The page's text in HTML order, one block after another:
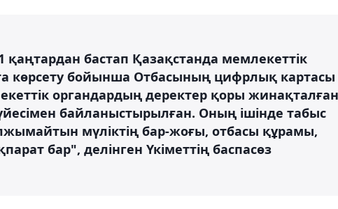
қаңтардан бастап Қазақстанда мемлекеттік
көрсету бойынша Отбасының цифрлық картасы
органдардың деректер қоры жинақталған
байланыстырылған. Оның ішінде табыс
мүліктің бар-жоғы, отбасы құрамы,
бар", делінген Үкіметтің баспасөз